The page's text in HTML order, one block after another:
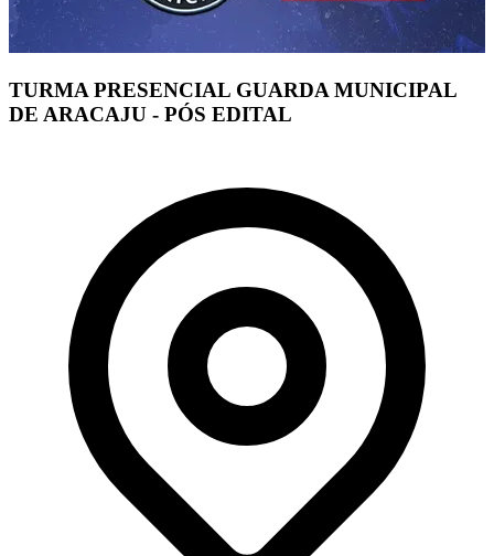
TURMA PRESENCIAL GUARDA MUNICIPAL
DE ARACAJU - PÓS EDITAL